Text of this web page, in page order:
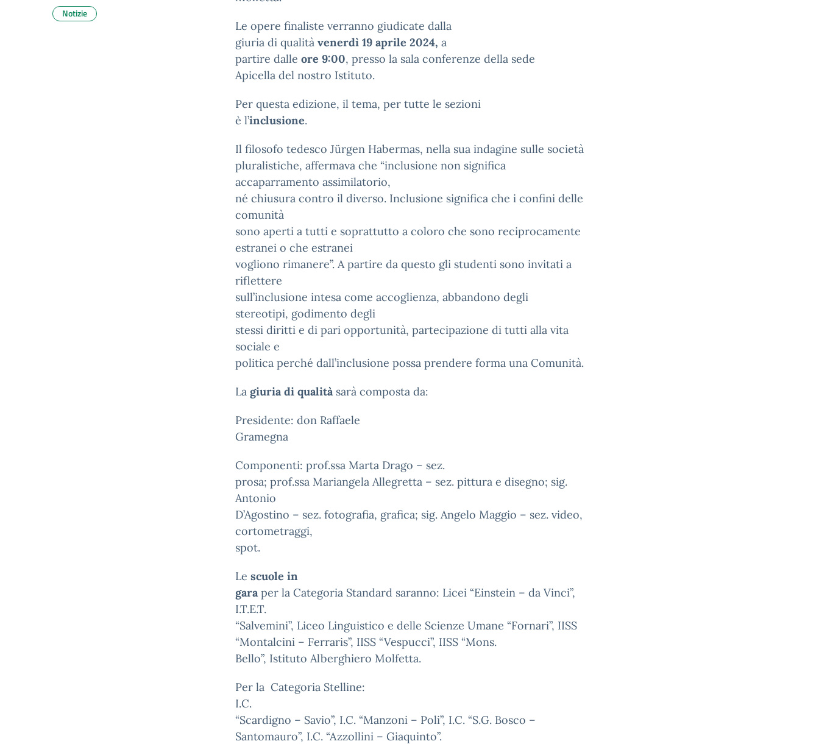
Le opere finaliste verranno giudicate dalla
giuria di qualità venerdì 19 aprile 2024, a
partire dalle ore 9:00, presso la sala conferenze della sede
Apicella del nostro Istituto.
Per questa edizione, il tema, per tutte le sezioni
è l’inclusione.
Il filosofo tedesco Jürgen Habermas, nella sua indagine sulle società
pluralistiche, affermava che “inclusione non significa
accaparramento assimilatorio,
né chiusura contro il diverso. Inclusione significa che i confini delle
comunità
sono aperti a tutti e soprattutto a coloro che sono reciprocamente
estranei o che estranei
vogliono rimanere”. A partire da questo gli studenti sono invitati a
riflettere
sull’inclusione intesa come accoglienza, abbandono degli
stereotipi, godimento degli
stessi diritti e di pari opportunità, partecipazione di tutti alla vita
sociale e
politica perché dall’inclusione possa prendere forma una Comunità.
La giuria di qualitàsarà composta da:
Presidente: don Raffaele
Gramegna
Componenti: prof.ssa Marta Drago – sez.
prosa; prof.ssa Mariangela Allegretta – sez. pittura e disegno; sig.
Antonio
D’Agostino – sez. fotografia, grafica; sig. Angelo Maggio – sez. video,
cortometraggi,
spot.
Le scuole in
garaper la Categoria Standard saranno: Licei “Einstein – da Vinci”,
I.T.E.T.
“Salvemini”, Liceo Linguistico e delle Scienze Umane “Fornari”, IISS
“Montalcini – Ferraris”, IISS “Vespucci”, IISS “Mons.
Bello”, Istituto Alberghiero Molfetta.
Per la Categoria Stelline:
I.C.
“Scardigno – Savio”, I.C. “Manzoni – Poli”, I.C. “S.G. Bosco –
Santomauro”, I.C. “Azzollini – Giaquinto”.
Notizie